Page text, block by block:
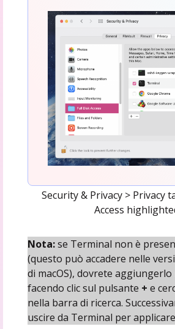
Security & Privacy > Privacy
Access
Nota:se Terminal non è
(questo può accadere nelle
di macOS), dovrete
facendo clic sul pulsante + e
nella barra di ricerca.
uscire da Terminal per